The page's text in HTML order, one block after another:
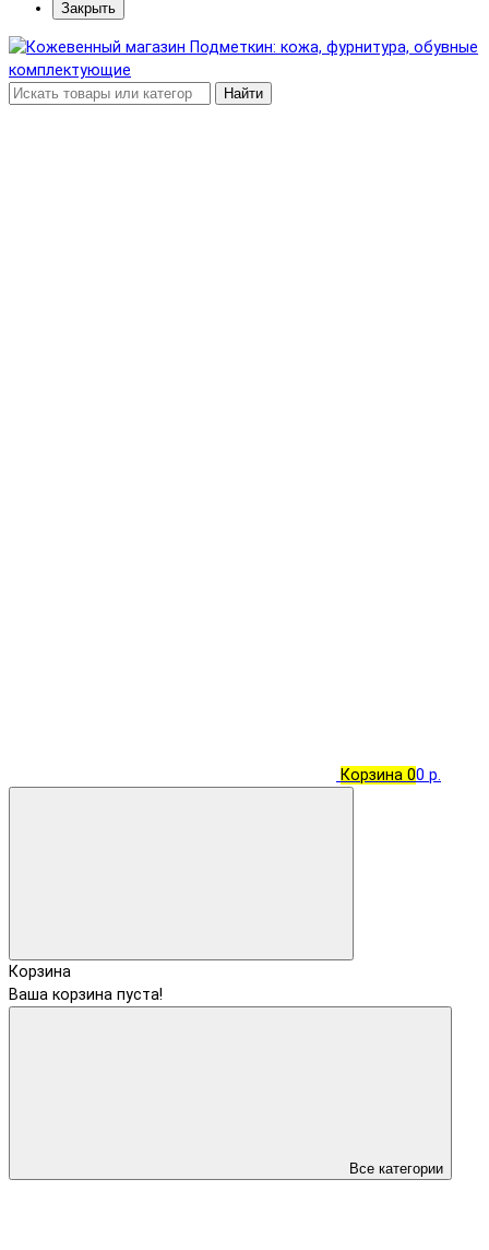
Закрыть
Найти
Корзина 00 р.
Корзина
Ваша корзина пуста!
Все категории